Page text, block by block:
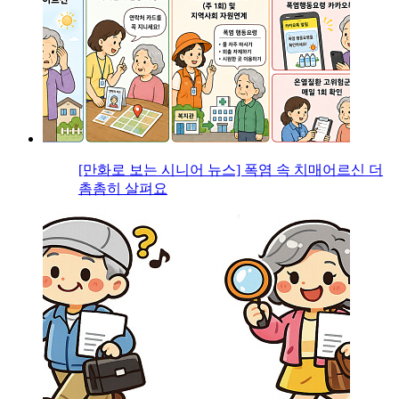
[만화로 보는 시니어 뉴스] 폭염 속 치매어르신 더
촘촘히 살펴요